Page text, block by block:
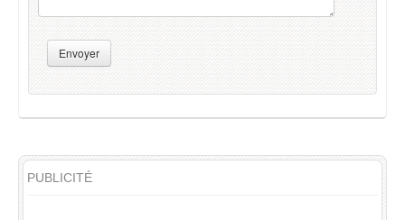
Envoyer
PUBLICITÉ